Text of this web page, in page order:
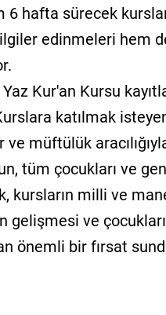
6 hafta sürecek
edinmeleri hem
Kur'an Kursu
katılmak
müftülük
tüm çocukları ve
kursların milli ve
gelişmesi ve
önemli bir fırsat